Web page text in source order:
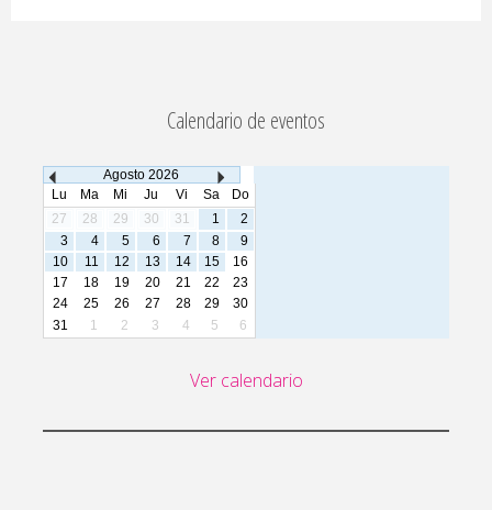
Calendario de eventos
Agosto 2026
Lu
Ma Mi Ju Vi Sa
Do
27
28 29 30 31 1
2
3
4 5 6 7 8
9
10
11 12 13 14 15
16
17
18 19 20 21 22
23
24
25 26 27 28 29
30
31
1 2 3 4 5 6
Ver calendario